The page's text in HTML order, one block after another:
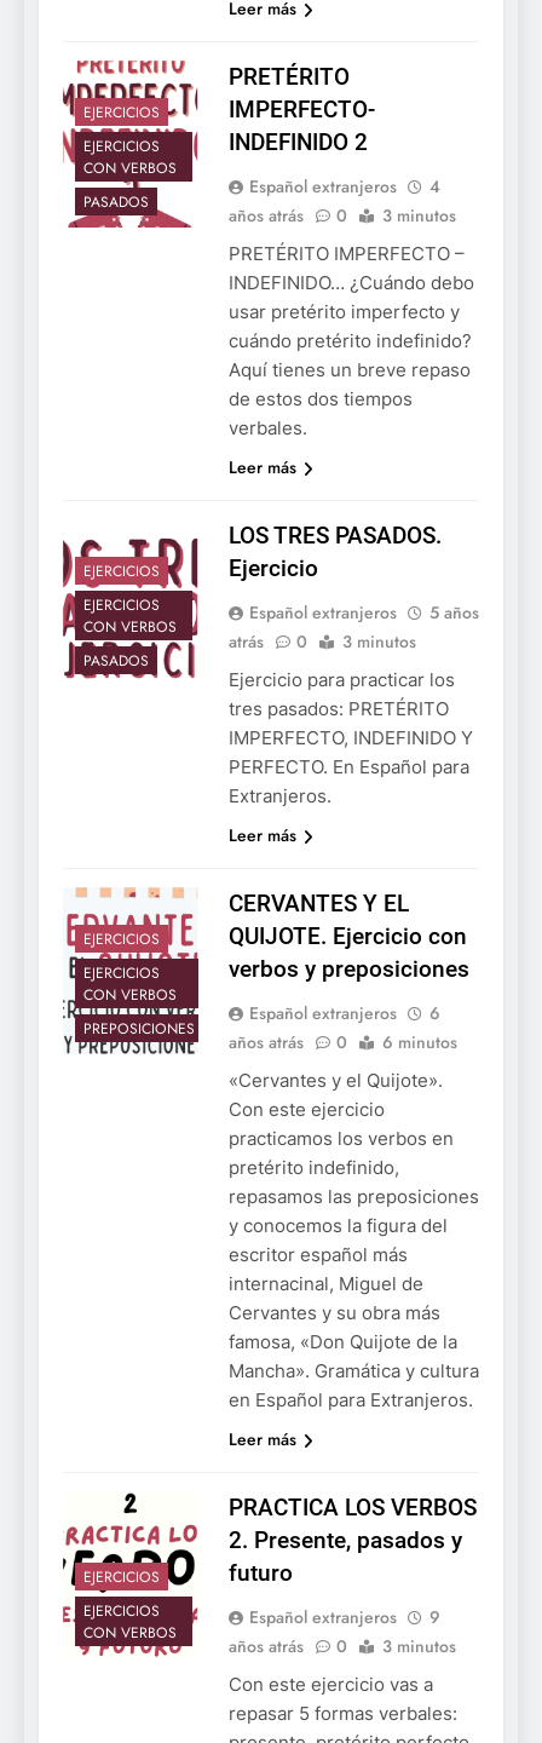
Leer más
EJERCICIOS
EJERCICIOS
CON VERBOS
PASADOS
PRETÉRITO
IMPERFECTO-
INDEFINIDO 2
Español extranjeros
4
años atrás
0 3 minutos
PRETÉRITO IMPERFECTO –
INDEFINIDO… ¿Cuándo debo
usar pretérito imperfecto y
cuándo pretérito indefinido?
Aquí tienes un breve repaso
de estos dos tiempos
verbales.
Leer más
EJERCICIOS
EJERCICIOS
CON VERBOS
PASADOS
LOS TRES PASADOS.
Ejercicio
Español extranjeros
5 años
atrás
0 3 minutos
Ejercicio para practicar los
tres pasados: PRETÉRITO
IMPERFECTO, INDEFINIDO Y
PERFECTO. En Español para
Extranjeros.
Leer más
EJERCICIOS
EJERCICIOS
CON VERBOS
PREPOSICIONES
CERVANTES Y EL
QUIJOTE. Ejercicio con
verbos y preposiciones
Español extranjeros
6
años atrás
0 6 minutos
«Cervantes y el Quijote».
Con este ejercicio
practicamos los verbos en
pretérito indefinido,
repasamos las preposiciones
y conocemos la figura del
escritor español más
internacinal, Miguel de
Cervantes y su obra más
famosa, «Don Quijote de la
Mancha». Gramática y cultura
en Español para Extranjeros.
Leer más
EJERCICIOS
EJERCICIOS
CON VERBOS
PRACTICA LOS VERBOS
2. Presente, pasados y
futuro
Español extranjeros
9
años atrás
0 3 minutos
Con este ejercicio vas a
repasar 5 formas verbales: